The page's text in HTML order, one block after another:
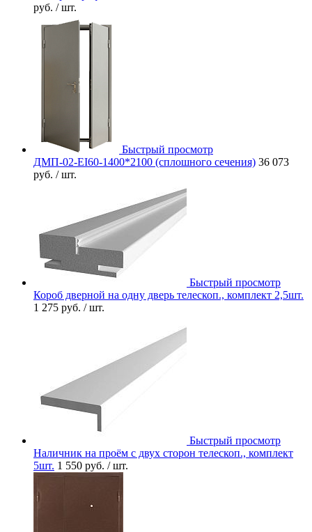
руб. / шт.
Быстрый просмотр
ДМП-02-EI60-1400*2100 (сплошного сечения) 36 073
руб. / шт.
Быстрый просмотр
Короб дверной на одну дверь телескоп., комплект 2,5шт.
1 275 руб. / шт.
Быстрый просмотр
Наличник на проём с двух сторон телескоп., комплект
5шт. 1 550 руб. / шт.